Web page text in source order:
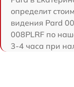
определит
видения Pard
008PLRF по
3-4 часа при